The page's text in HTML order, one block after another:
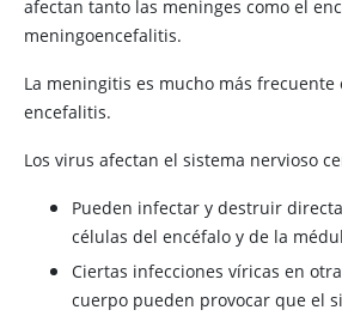
afectan tanto las meninges como el
meningoencefalitis.
La meningitis es mucho más frecuente
encefalitis.
Los virus afectan el sistema nervioso
Pueden infectar y destruir
células del encéfalo y de la
Ciertas infecciones víricas en
cuerpo pueden provocar que el